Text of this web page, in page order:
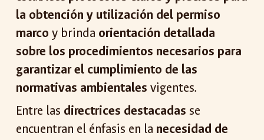
la obtención y utilización del permiso
marco y brinda orientación detallada
sobre los procedimientos necesarios para
garantizar el cumplimiento de las
normativas ambientales vigentes.
Entre las directrices destacadas se
encuentran el énfasis en la necesidad de